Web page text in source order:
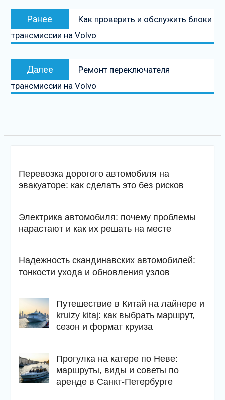
Навигация
записям
Ранее
Предыдущая
запись:
Как проверить и обслужить блоки
трансмиссии на Volvo
Далее
Следующая
запись
Ремонт переключателя
трансмиссии на Volvo
Перевозка дорогого автомобиля на
эвакуаторе: как сделать это без рисков
Электрика автомобиля: почему проблемы
нарастают и как их решать на месте
Надежность скандинавских автомобилей:
тонкости ухода и обновления узлов
Путешествие в Китай на лайнере и
kruizy kitaj: как выбрать маршрут,
сезон и формат круиза
Прогулка на катере по Неве:
маршруты, виды и советы по
аренде в Санкт-Петербурге